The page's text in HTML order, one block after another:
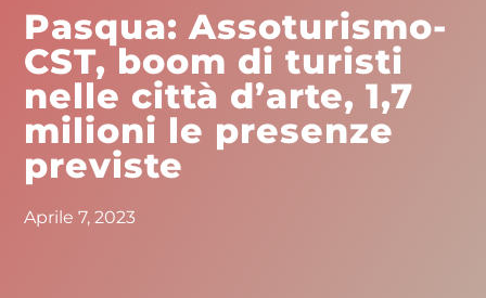
Pasqua: Assoturismo-
CST, boom di turisti
nelle città d’arte, 1,7
milioni le presenze
previste
Aprile 7, 2023